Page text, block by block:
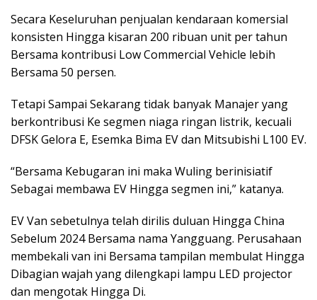
Secara Keseluruhan penjualan kendaraan komersial
konsisten Hingga kisaran 200 ribuan unit per tahun
Bersama kontribusi Low Commercial Vehicle lebih
Bersama 50 persen.
Tetapi Sampai Sekarang tidak banyak Manajer yang
berkontribusi Ke segmen niaga ringan listrik, kecuali
DFSK Gelora E, Esemka Bima EV dan Mitsubishi L100 EV.
“Bersama Kebugaran ini maka Wuling berinisiatif
Sebagai membawa EV Hingga segmen ini,” katanya.
EV Van sebetulnya telah dirilis duluan Hingga China
Sebelum 2024 Bersama nama Yangguang. Perusahaan
membekali van ini Bersama tampilan membulat Hingga
Dibagian wajah yang dilengkapi lampu LED projector
dan mengotak Hingga Di.